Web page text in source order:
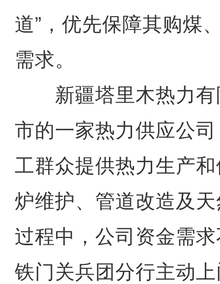
道”，优先保障其购煤
需求。
新疆塔里木热力有
市的一家热力供应公
工群众提供热力生产
炉维护、管道改造及
过程中，公司资金需
铁门关兵团分行主动